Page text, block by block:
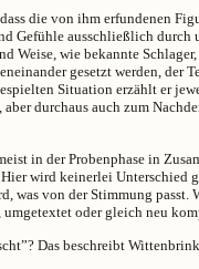
die von ihm erfundenen
Gefühle ausschließlich
Weise, wie bekannte
gesetzt werden, der
Situation erzählt er
durchaus auch zum
in der Probenphase in
wird keinerlei Unterschied
was von der Stimmung passt.
oder gleich neu
Das beschreibt